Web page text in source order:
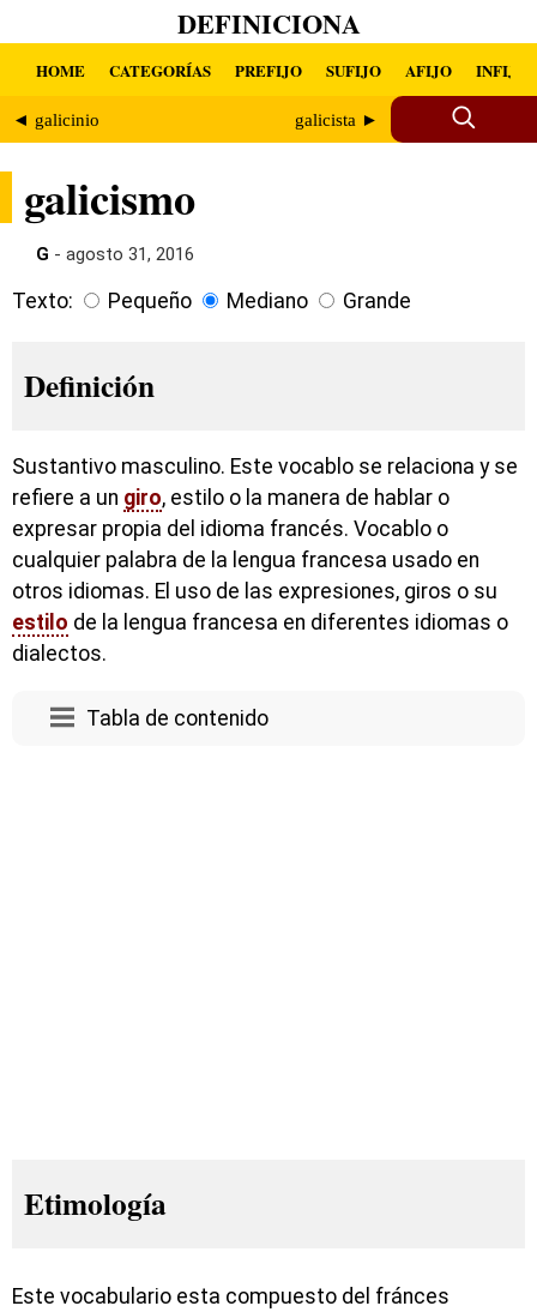
DEFINICIONA
HOME CATEGORÍAS PREFIJO SUFIJO AFIJO INFIJO
◄ galicinio galicista ►
galicismo
G - agosto 31, 2016
Texto: Pequeño Mediano Grande
Definición
Sustantivo masculino. Este vocablo se relaciona y se
refiere a un giro, estilo o la manera de hablar o
expresar propia del idioma francés. Vocablo o
cualquier palabra de la lengua francesa usado en
otros idiomas. El uso de las expresiones, giros o su
estilo de la lengua francesa en diferentes idiomas o
dialectos.
Tabla de contenido
Etimología
Este vocabulario esta compuesto del fránces